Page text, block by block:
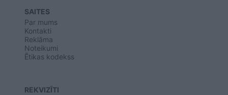
SAITES
Par mums
Kontakti
Reklāma
Noteikumi
Ētikas kodekss
REKVIZĪTI